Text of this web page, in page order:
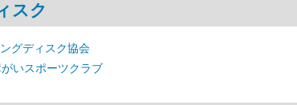
スク
グディスク協会
いスポーツクラブ